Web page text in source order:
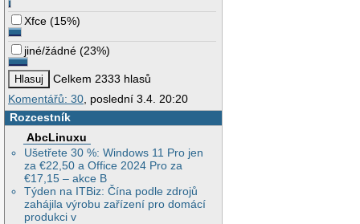
Xfce (15%)
jiné/žádné (23%)
Celkem 2333 hlasů
Komentářů: 30, poslední 3.4. 20:20
Rozcestník
AbcLinuxu
Ušetřete 30 %: Windows 11 Pro jen
za €22,50 a Office 2024 Pro za
€17,15 – akce B
Týden na ITBiz: Čína podle zdrojů
zahájila výrobu zařízení pro domácí
produkci v